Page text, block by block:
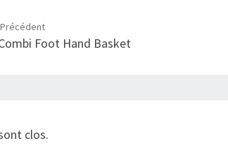
Précédent
Foot Hand Basket
clos.